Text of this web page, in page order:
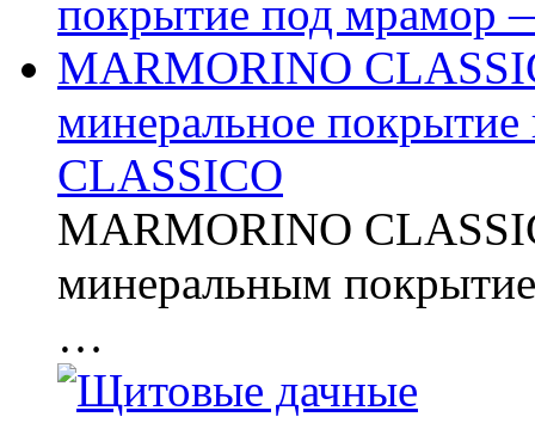
минеральное
CLASSICO
MARMORINO
минеральным
…